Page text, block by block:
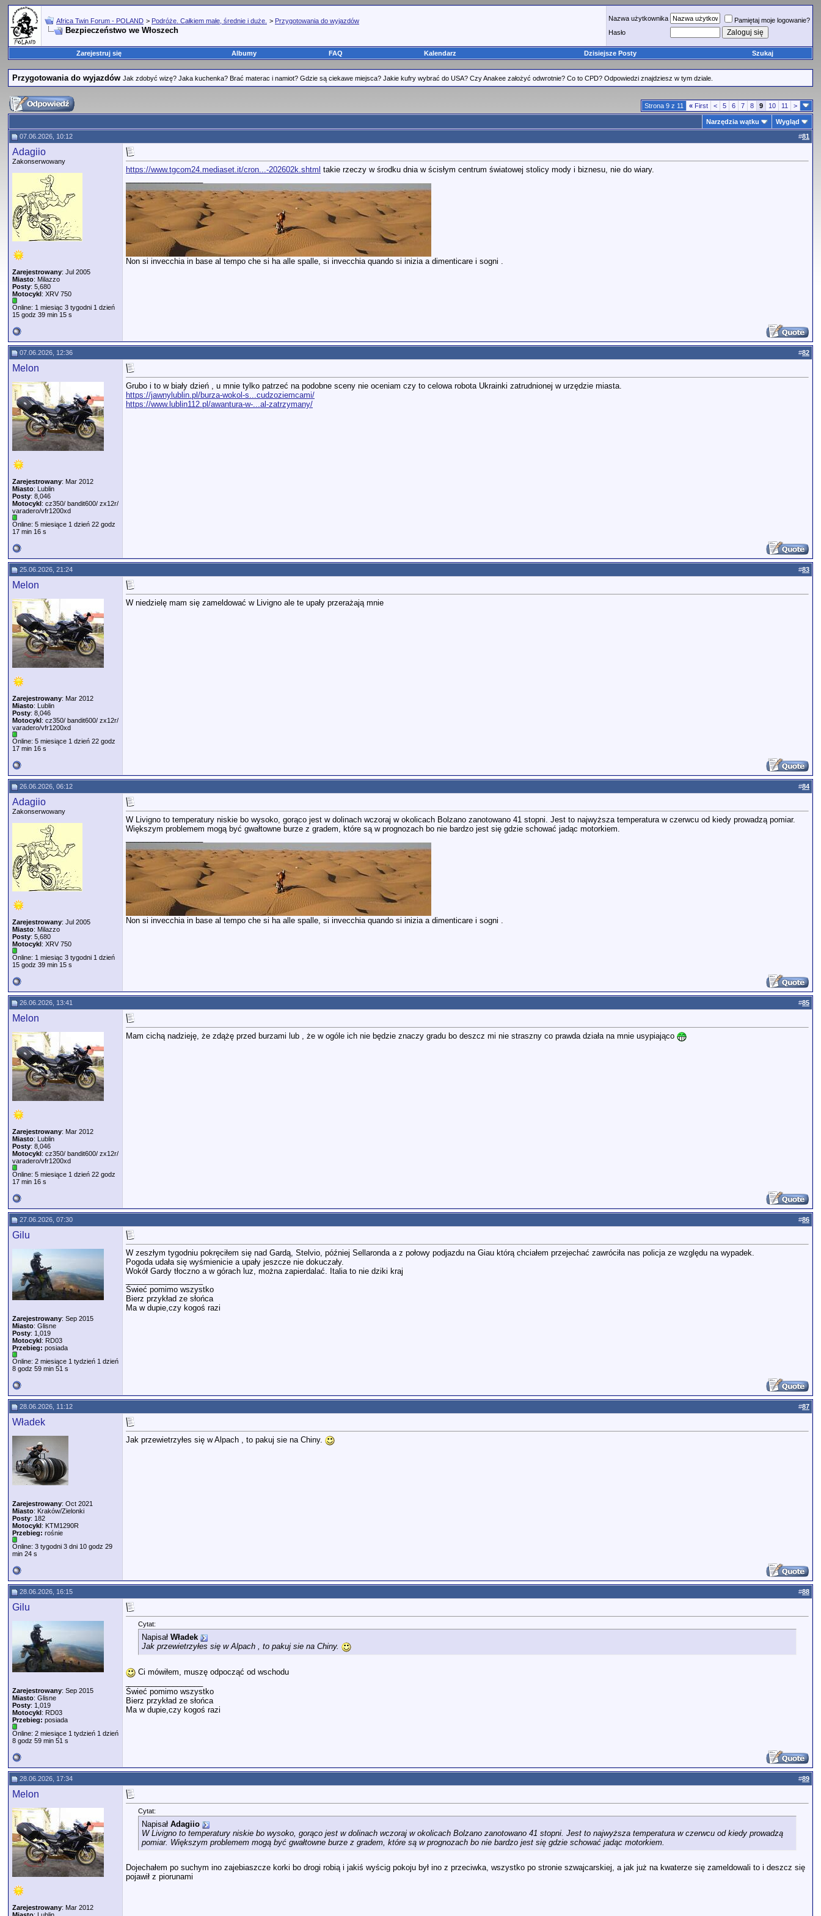
Africa Twin Forum - POLAND > Podróże. Całkiem małe, średnie i duże. > Przygotowania do wyjazdów
Bezpieczeństwo we Włoszech
Nazwa użytkownika
Pamiętaj moje logowanie?
Hasło
Zarejestruj się Albumy FAQ Kalendarz Dzisiejsze Posty Szukaj
Przygotowania do wyjazdów Jak zdobyć wizę? Jaka kuchenka? Brać materac i namiot? Gdzie są ciekawe miejsca? Jakie kufry wybrać do USA? Czy Anakee założyć odwrotnie? Co to CPD? Odpowiedzi znajdziesz w tym dziale.
Strona 9 z 11 « First < 5 6 7 8 9 10 11 >
Narzędzia wątku
Wygląd
07.06.2026, 10:12
#81
Adagiio
Zakonserwowany
Zarejestrowany: Jul 2005
Miasto: Milazzo
Posty: 5,680
Motocykl: XRV 750
Online: 1 miesiąc 3 tygodni 1 dzień
15 godz 39 min 15 s
https://www.tgcom24.mediaset.it/cron...-202602k.shtml takie rzeczy w środku dnia w ścisłym centrum światowej stolicy mody i biznesu, nie do wiary.
Non si invecchia in base al tempo che si ha alle spalle, si invecchia quando si inizia a dimenticare i sogni .
07.06.2026, 12:36 #82
Melon
Zarejestrowany: Mar 2012
Miasto: Lublin
Posty: 8,046
Motocykl: cz350/ bandit600/ zx12r/
varadero/vfr1200xd
Online: 5 miesiące 1 dzień 22 godz
17 min 16 s
Grubo i to w biały dzień , u mnie tylko patrzeć na podobne sceny nie oceniam czy to celowa robota Ukrainki zatrudnionej w urzędzie miasta.
https://jawnylublin.pl/burza-wokol-s...cudzoziemcami/
https://www.lublin112.pl/awantura-w-...al-zatrzymany/
25.06.2026, 21:24 #83
Melon
Zarejestrowany: Mar 2012
Miasto: Lublin
Posty: 8,046
Motocykl: cz350/ bandit600/ zx12r/
varadero/vfr1200xd
Online: 5 miesiące 1 dzień 22 godz
17 min 16 s
W niedzielę mam się zameldować w Livigno ale te upały przerażają mnie
26.06.2026, 06:12 #84
Adagiio
Zakonserwowany
Zarejestrowany: Jul 2005
Miasto: Milazzo
Posty: 5,680
Motocykl: XRV 750
Online: 1 miesiąc 3 tygodni 1 dzień
15 godz 39 min 15 s
W Livigno to temperatury niskie bo wysoko, gorąco jest w dolinach wczoraj w okolicach Bolzano zanotowano 41 stopni. Jest to najwyższa temperatura w czerwcu od kiedy prowadzą pomiar.
Większym problemem mogą być gwałtowne burze z gradem, które są w prognozach bo nie bardzo jest się gdzie schować jadąc motorkiem.
Non si invecchia in base al tempo che si ha alle spalle, si invecchia quando si inizia a dimenticare i sogni .
26.06.2026, 13:41 #85
Melon
Zarejestrowany: Mar 2012
Miasto: Lublin
Posty: 8,046
Motocykl: cz350/ bandit600/ zx12r/
varadero/vfr1200xd
Online: 5 miesiące 1 dzień 22 godz
17 min 16 s
Mam cichą nadzieję, że zdążę przed burzami lub , że w ogóle ich nie będzie znaczy gradu bo deszcz mi nie straszny co prawda działa na mnie usypiająco
27.06.2026, 07:30 #86
Gilu
Zarejestrowany: Sep 2015
Miasto: Glisne
Posty: 1,019
Motocykl: RD03
Przebieg: posiada
Online: 2 miesiące 1 tydzień 1 dzień
8 godz 59 min 51 s
W zeszłym tygodniu pokręciłem się nad Gardą, Stelvio, później Sellaronda a z połowy podjazdu na Giau którą chciałem przejechać zawróciła nas policja ze względu na wypadek.
Pogoda udała się wyśmienicie a upały jeszcze nie dokuczały.
Wokół Gardy tłoczno a w górach luz, można zapierdalać. Italia to nie dziki kraj
Świeć pomimo wszystko
Bierz przykład ze słońca
Ma w dupie,czy kogoś razi
28.06.2026, 11:12 #87
Władek
Zarejestrowany: Oct 2021
Miasto: Kraków/Zielonki
Posty: 182
Motocykl: KTM1290R
Przebieg: rośnie
Online: 3 tygodni 3 dni 10 godz 29
min 24 s
Jak przewietrzyłes się w Alpach , to pakuj sie na Chiny.
28.06.2026, 16:15 #88
Gilu
Zarejestrowany: Sep 2015
Miasto: Glisne
Posty: 1,019
Motocykl: RD03
Przebieg: posiada
Online: 2 miesiące 1 tydzień 1 dzień
8 godz 59 min 51 s
Cytat:
Napisał Władek
Jak przewietrzyłes się w Alpach , to pakuj sie na Chiny.
Ci mówiłem, muszę odpocząć od wschodu
Świeć pomimo wszystko
Bierz przykład ze słońca
Ma w dupie,czy kogoś razi
28.06.2026, 17:34 #89
Melon
Zarejestrowany: Mar 2012
Cytat:
Napisał Adagiio
W Livigno to temperatury niskie bo wysoko, gorąco jest w dolinach wczoraj w okolicach Bolzano zanotowano 41 stopni. Jest to najwyższa temperatura w czerwcu od kiedy prowadzą
pomiar. Większym problemem mogą być gwałtowne burze z gradem, które są w prognozach bo nie bardzo jest się gdzie schować jadąc motorkiem.
Dojechałem po suchym ino zajebiaszcze korki bo drogi robią i jakiś wyścig pokoju był ino z przeciwka, wszystko po stronie szwajcarskiej, a jak już na kwaterze się zameldowali to i deszcz się
pojawił z piorunami